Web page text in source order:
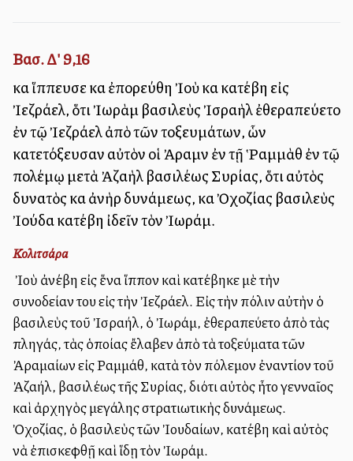
Βασ. Δ' 9,16
καὶ ἵππευσε καὶ ἐπορεύθη Ἰοὺ καὶ κατέβη εἰς
Ἰεζράελ, ὅτι Ἰωρὰμ βασιλεὺς Ἰσραὴλ ἐθεραπεύετο
ἐν τῷ Ἰεζράελ ἀπὸ τῶν τοξευμάτων, ὧν
κατετόξευσαν αὐτὸν οἱ Ἀραμὶν ἐν τῇ Ῥαμμὰθ ἐν τῷ
πολέμῳ μετὰ Ἀζαὴλ βασιλέως Συρίας, ὅτι αὐτὸς
δυνατὸς καὶ ἀνὴρ δυνάμεως, καὶ Ὀχοζίας βασιλεὺς
Ἰούδα κατέβη ἰδεῖν τὸν Ἰωράμ.
Κολιτσάρα
Ὁ Ἰοὺ ἀνέβη εἰς ἕνα ἵππον καὶ κατέβηκε μὲ τὴν
συνοδείαν του εἰς τὴν Ἰεζράελ. Εἰς τὴν πόλιν αὐτὴν ὁ
βασιλεὺς τοῦ Ἰσραήλ, ὁ Ἰωράμ, ἐθεραπεύετο ἀπὸ τὰς
πληγάς, τὰς ὁποίας ἔλαβεν ἀπὸ τὰ τοξεύματα τῶν
Ἀραμαίων εἰς Ραμμάθ, κατὰ τὸν πόλεμον ἐναντίον τοῦ
Ἀζαήλ, βασιλέως τῆς Συρίας, διότι αὐτὸς ἦτο γενναῖος
καὶ ἀρχηγὸς μεγάλης στρατιωτικὴς δυνάμεως. Ὁ
Ὀχοζίας, ὁ βασιλεὺς τῶν Ἰουδαίων, κατέβη καὶ αὐτὸς
νὰ ἐπισκεφθῇ καὶ ἵδῃ τὸν Ἰωράμ.